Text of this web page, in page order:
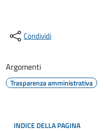
Condividi
Argomenti
Trasparenza amministrativa
INDICE DELLA PAGINA